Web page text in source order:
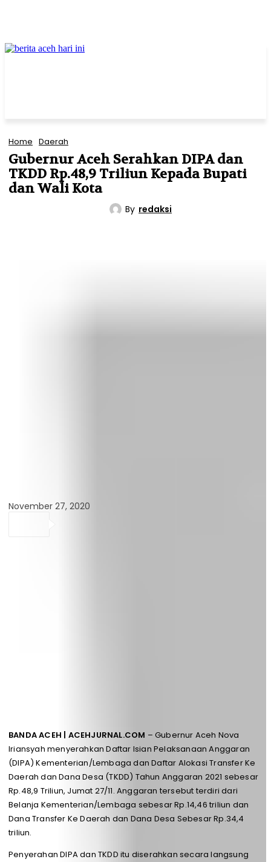
Home Daerah
Gubernur Aceh Serahkan DIPA dan
TKDD Rp.48,9 Triliun Kepada Bupati
dan Wali Kota
By redaksi
November 27, 2020
BANDA ACEH | ACEHJURNAL.COM – Gubernur Aceh Nova
Iriansyah menyerahkan Daftar Isian Pelaksanaan Anggaran
(DIPA) Kementerian/Lembaga dan Daftar Alokasi Transfer Ke
Daerah dan Dana Desa (TKDD) Tahun Anggaran 2021 sebesar
Rp.48,9 Triliun, Jumat 27/11. Anggaran tersebut terdiri dari
Belanja Kementerian/Lembaga sebesar Rp.14,46 triliun dan
Dana Transfer Ke Daerah dan Dana Desa Sebesar Rp.34,4
triliun.
Penyerahan DIPA dan TKDD itu diserahkan secara langsung